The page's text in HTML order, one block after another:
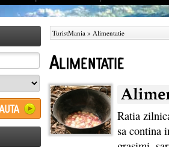
TuristMania » Alimentatie
Ratia
sa contina